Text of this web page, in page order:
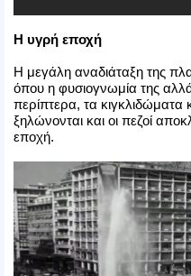
Η υγρή εποχή
Η μεγάλη αναδιάταξη της
όπου η φυσιογνωμία της
περίπτερα, τα
ξηλώνονται και οι πεζοί
εποχή.